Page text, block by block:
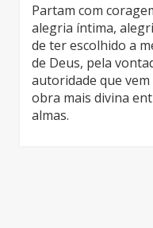
Partam com
alegria íntima,
de ter escolhido a
de Deus, pela
autoridade que
obra mais divina
almas.